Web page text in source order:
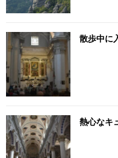
散歩中に
熱心なキ